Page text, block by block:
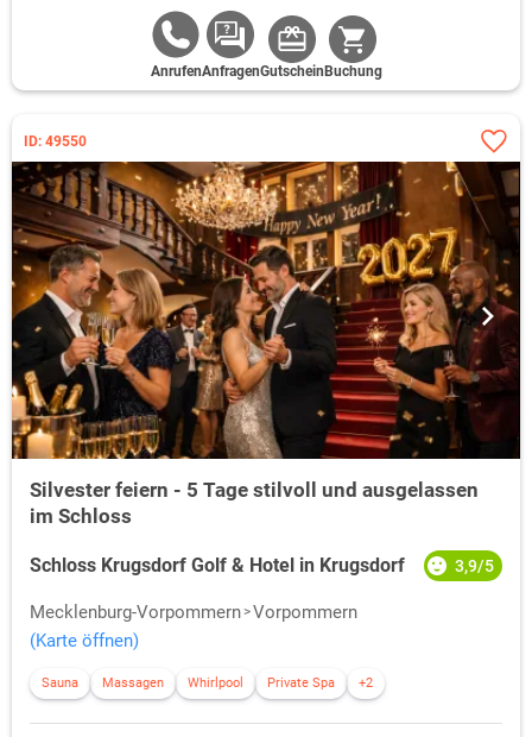
AnrufenAnfragenGutschein Buchung
ID: 49550
Silvester feiern - 5 Tage stilvoll und ausgelassen
im Schloss
Schloss Krugsdorf Golf & Hotel in Krugsdorf 3,9/5
Mecklenburg-Vorpommern Vorpommern
(Karte öffnen)
Sauna Massagen Whirlpool Private Spa +2